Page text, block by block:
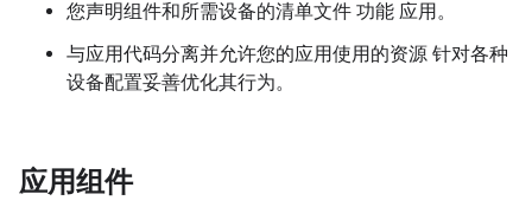
您声明组件和所需设备的清单文件 功能 应用。
与应用代码分离并允许您的应用使用的资源 针对各种
设备配置妥善优化其行为。
应用组件